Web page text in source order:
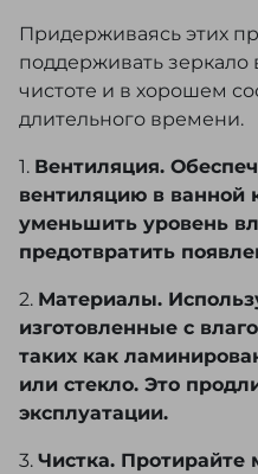
Придерживаясь этих
поддерживать зеркало
чистоте и в хорошем
длительного времени.
1. Вентиляция.
вентиляцию в ванной
уменьшить уровень
предотвратить
2. Материалы.
изготовленные с
таких как
или стекло. Это
эксплуатации.
3. Чистка. Протирайте